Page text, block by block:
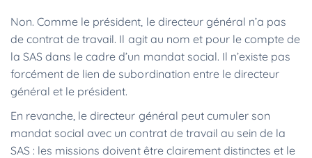
Non. Comme le président, le directeur général n’a pas
de contrat de travail. Il agit au nom et pour le compte de
la SAS dans le cadre d’un mandat social. Il n’existe pas
forcément de lien de subordination entre le directeur
général et le président.
En revanche, le directeur général peut cumuler son
mandat social avec un contrat de travail au sein de la
SAS : les missions doivent être clairement distinctes et le